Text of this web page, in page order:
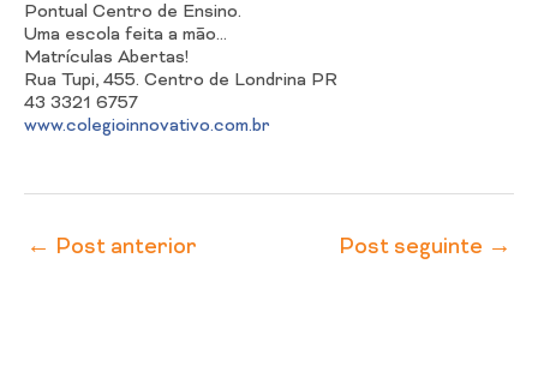
Pontual Centro de Ensino.
Uma escola feita a mão…
Matrículas Abertas!
Rua Tupi, 455. Centro de Londrina PR
43 3321 6757
www.colegioinnovativo.com.br
← Post anterior Post seguinte →